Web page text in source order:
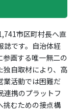
市区町村長へ直
誌です。自治体経
参画する唯一無二の
独自取材により、高
業活動では困難だ
連携のプラットフ
挑むための接点構